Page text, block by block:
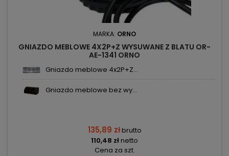
MARKA: ORNO
GNIAZDO MEBLOWE 4X2P+Z WYSUWANE Z BLATU OR-
AE-1341 ORNO
Gniazdo meblowe 4x2P+Z...
Gniazdo meblowe bez wy...
135,89 złbrutto
110,48 złnetto
Cena za szt.